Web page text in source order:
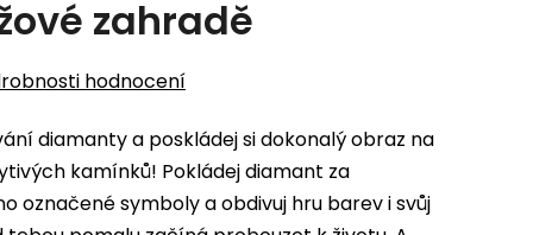
zahradě
hodnocení
diamanty a poskládej si dokonalý obraz na
kamínků! Pokládej diamant za
označené symboly a obdivuj hru barev i svůj